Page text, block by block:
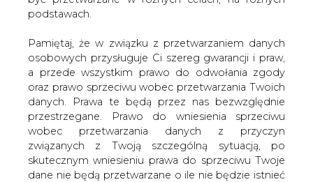
praw i wolności lub podstawa do ustalenia,
dochodzenia lub obrony roszczeń. Twoje dane nie
będą przetwarzane w celu marketingu własnego
po zgłoszeniu sprzeciwu. Jeżeli więc nie zgadzasz
się z naszą oceną niezbędności przetwarzania
Twoich danych lub masz inne zastrzeżenia w tym
zakresie, koniecznie zgłoś sprzeciw lub prześlij nam
swoje zastrzeżenia na adres Inspektora Ochrony
Danych Osobowych pod adres
iod@are.waw.pl
Wycofanie zgody nie wpływa na zgodność z
prawem przetwarzania dokonanego przed jej
wycofaniem.
- Pozyskanie w zeszłym roku tytularnego sponsora w
w historii naszego klubu, ale i gdańskiego sportu. -
powiedział na konferencji prasowej w Gdańsku Marek
Kostecki, prezes GKS Stoczniowiec. - Współpraca z
ENERGĄ ustabilizowała naszą pozycję i stworzyła
zespołowi zupełnie nowe warunki. Zajęliśmy w zeszłym
sezonie bardzo dobre czwarte miejsce w rozgrywkach
Polskiej Lidze Hokejowej, a wartość osiągniętego wyniku
jest tym większa, że zdecydowana większość
występujących w zespole zawodników to młodzi
hokeiści i zarazem wychowankowie klubu. Dzięki